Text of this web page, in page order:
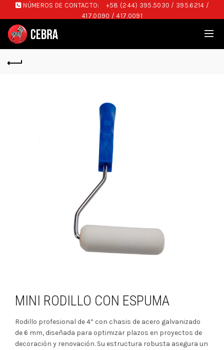
NÚMEROS DE CONTACTO:
+58 (244) 395.5030 / 395.6214 /
417.0090 / 417.0091
MINI RODILLO CON ESPUMA
Rodillo profesional de 4” con chasis de acero galvanizado
de 6 mm, diseñada para optimizar plazos en proyectos de
decoración y renovación. Su estructura robusta asegura un